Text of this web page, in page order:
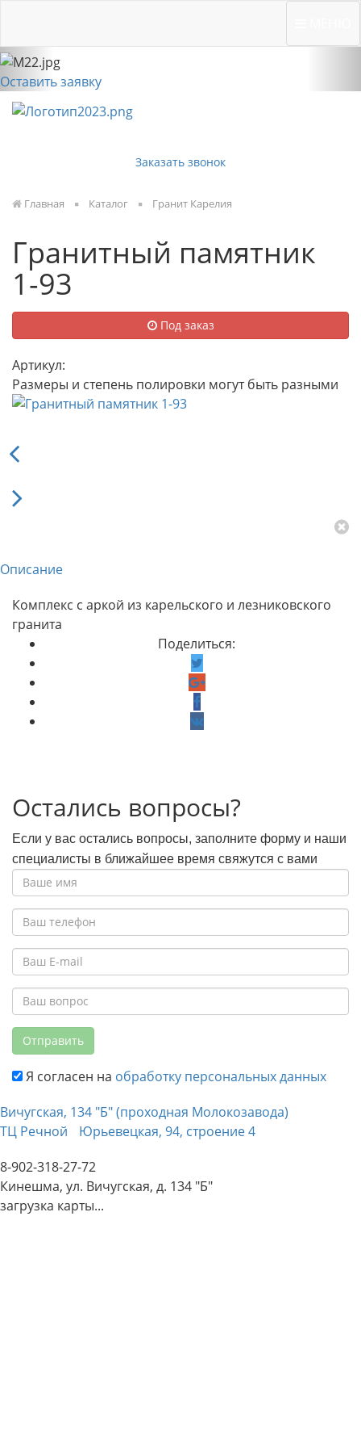
Оставить заявку
Заказать звонок
Главная Каталог Гранит Карелия
Гранитный памятник
1-93
Под заказ
Артикул:
Размеры и степень полировки могут быть разными
Описание
Комплекс с аркой из карельского и лезниковского
гранита
Поделиться:
Остались вопросы?
Если у вас остались вопросы, заполните форму и наши
специалисты в ближайшее время свяжутся с вами
Отправить
Я согласен на обработку персональных данных
Вичугская, 134 "Б" (проходная Молокозавода)
ТЦ Речной
Юрьевецкая, 94, строение 4
8-902-318-27-72
Кинешма, ул. Вичугская, д. 134 "Б"
загрузка карты...